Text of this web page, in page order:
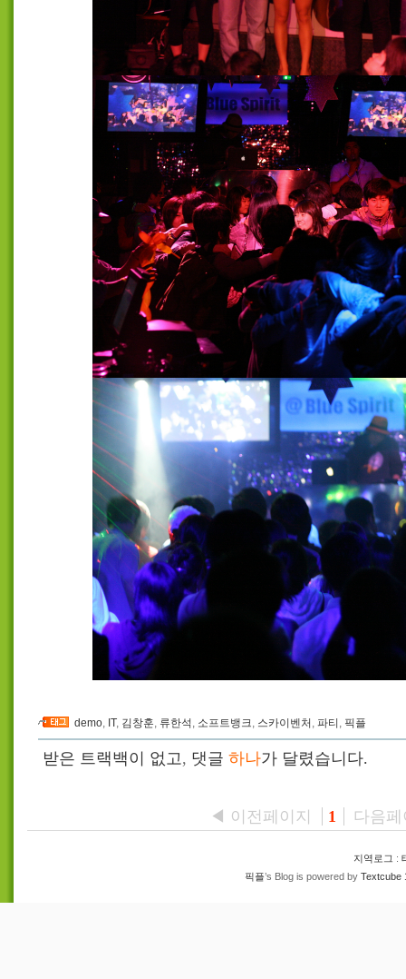
demo, IT, 김창훈, 류한석 , 소프트뱅크, 스카이벤처 , 파티 , 픽플
받은 트랙백이 없고, 댓글 하나가 달렸습니다.
◀ 이전페이지 1 다음
지역로그 :
픽플’s Blog is powered by Textcube